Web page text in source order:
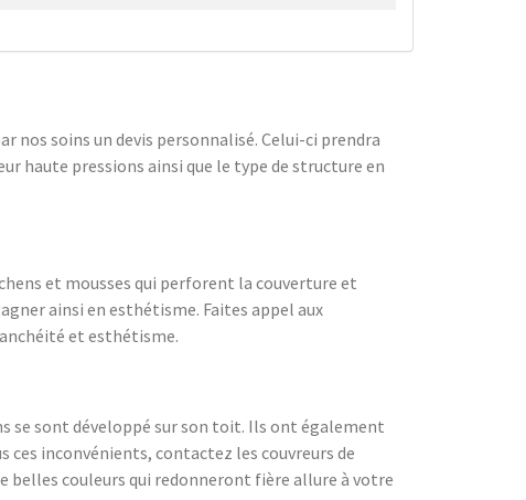
nos soins un devis personnalisé. Celui-ci prendra
haute pressions ainsi que le type de structure en
et mousses qui perforent la couverture et
ainsi en esthétisme. Faites appel aux
et esthétisme.
se sont développé sur son toit. Ils ont également
ces inconvénients, contactez les couvreurs de
belles couleurs qui redonneront fière allure à votre